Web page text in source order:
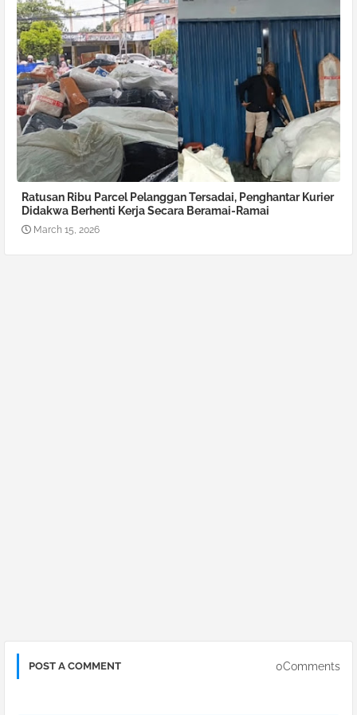
Ratusan Ribu Parcel Pelanggan Tersadai, Penghantar Kurier
Didakwa Berhenti Kerja Secara Beramai-Ramai
March 15, 2026
POST A COMMENT 0Comments